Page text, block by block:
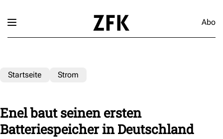
Abo
Startseite Strom
Enel baut seinen ersten
Batteriespeicher in Deutschland